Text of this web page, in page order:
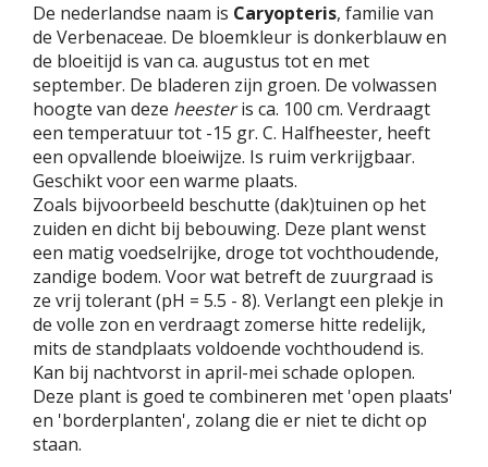
De nederlandse naam is Caryopteris, familie van
de Verbenaceae. De bloemkleur is donkerblauw en
de bloeitijd is van ca. augustus tot en met
september. De bladeren zijn groen. De volwassen
hoogte van deze heesteris ca. 100 cm. Verdraagt
een temperatuur tot -15 gr. C. Halfheester, heeft
een opvallende bloeiwijze. Is ruim verkrijgbaar.
Geschikt voor een warme plaats.
Zoals bijvoorbeeld beschutte (dak)tuinen op het
zuiden en dicht bij bebouwing. Deze plant wenst
een matig voedselrijke, droge tot vochthoudende,
zandige bodem. Voor wat betreft de zuurgraad is
ze vrij tolerant (pH = 5.5 - 8). Verlangt een plekje in
de volle zon en verdraagt zomerse hitte redelijk,
mits de standplaats voldoende vochthoudend is.
Kan bij nachtvorst in april-mei schade oplopen.
Deze plant is goed te combineren met 'open plaats'
en 'borderplanten', zolang die er niet te dicht op
staan.